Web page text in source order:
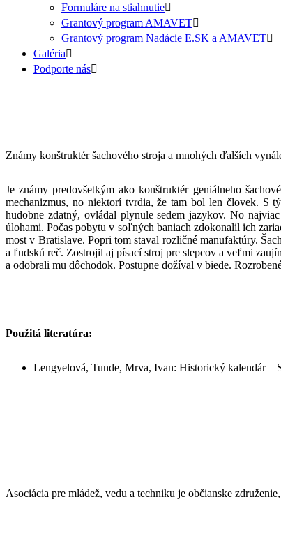
Formuláre na stiahnutie
Grantový program AMAVET
Grantový program Nadácie E.SK a AMAVET
Galéria
Podporte nás
Známy konštruktér šachového stroja a mnohých ďalších
Je známy predovšetkým ako konštruktér geniálneho
mechanizmus, no niektorí tvrdia, že tam bol len človek. S
hudobne zdatný, ovládal plynule sedem jazykov. No
úlohami. Počas pobytu v soľných baniach zdokonalil ich
most v Bratislave. Popri tom staval rozličné manufaktúry.
a ľudskú reč. Zostrojil aj písací stroj pre slepcov a veľmi
a odobrali mu dôchodok. Postupne dožíval v biede.
Použitá literatúra:
Lengyelová, Tunde, Mrva, Ivan: Historický kalendár –
Asociácia pre mládež, vedu a techniku je občianske